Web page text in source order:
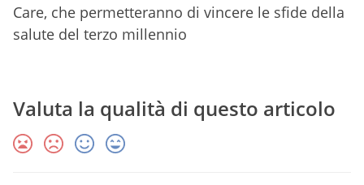
Care, che permetteranno di vincere le sfide della
salute del terzo millennio
Valuta la qualità di questo articolo